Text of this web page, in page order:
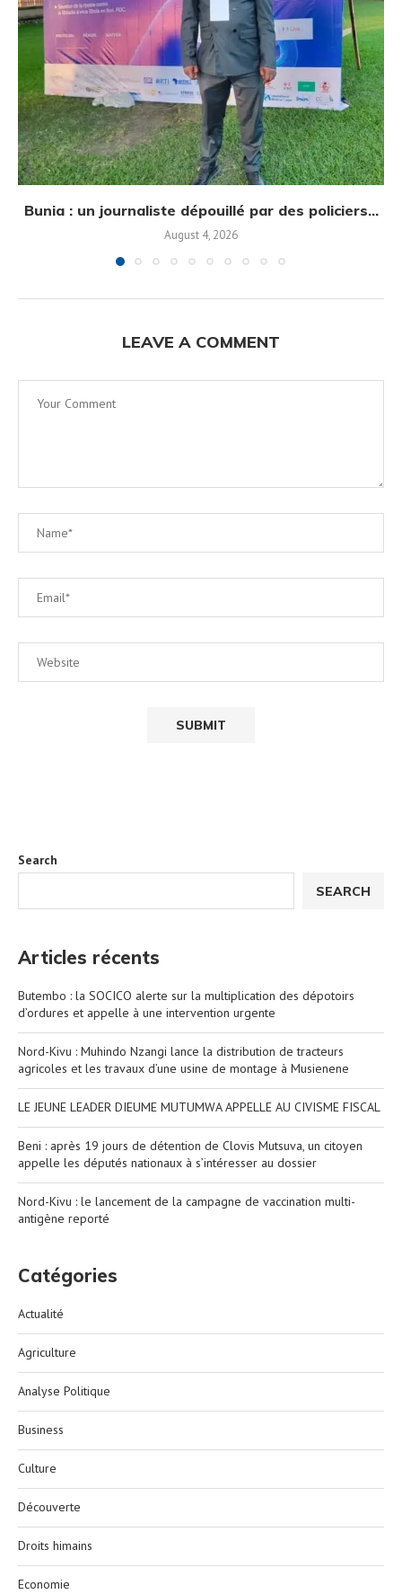
Bunia : un journaliste dépouillé par des policiers...
August 4, 2026
LEAVE A COMMENT
Search
SEARCH
Articles récents
Butembo : la SOCICO alerte sur la multiplication des dépotoirs
d’ordures et appelle à une intervention urgente
Nord-Kivu : Muhindo Nzangi lance la distribution de tracteurs
agricoles et les travaux d’une usine de montage à Musienene
LE JEUNE LEADER DIEUME MUTUMWA APPELLE AU CIVISME FISCAL
Beni : après 19 jours de détention de Clovis Mutsuva, un citoyen
appelle les députés nationaux à s’intéresser au dossier
Nord-Kivu : le lancement de la campagne de vaccination multi-
antigène reporté
Catégories
Actualité
Agriculture
Analyse Politique
Business
Culture
Découverte
Droits himains
Economie